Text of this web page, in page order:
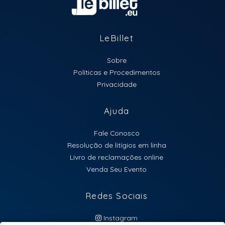
LeBillet
Sobre
Políticas e Procedimentos
Privacidade
Ajuda
Fale Conosco
Resolução de litígios em linha
Livro de reclamações online
Venda Seu Evento
Redes Sociais
Instagram